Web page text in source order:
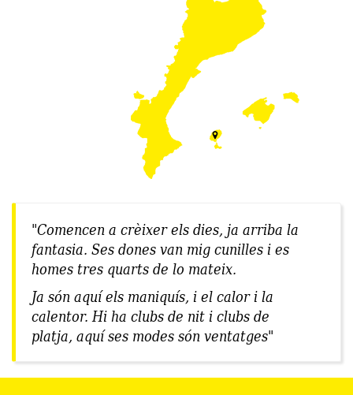
"Comencen a crèixer els dies, ja arriba la
fantasia. Ses dones van mig cunilles i es
homes tres quarts de lo mateix.
Ja són aquí els maniquís, i el calor i la
calentor. Hi ha clubs de nit i clubs de
platja, aquí ses modes són ventatges"